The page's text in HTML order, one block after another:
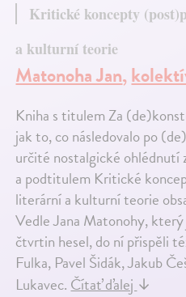
Kritické koncepty
a kulturní teorie
Matonoha Jan,
Kniha s titulem Za
jak to, co následovalo po
určité nostalgické ohlédnutí
a podtitulem Kritické
literární a kulturní teorie
Vedle Jana Matonohy,
čtvrtin hesel, do ní přispěli
Fulka, Pavel Šidák, Jakub
Lukavec. Čítať ďalej ↓